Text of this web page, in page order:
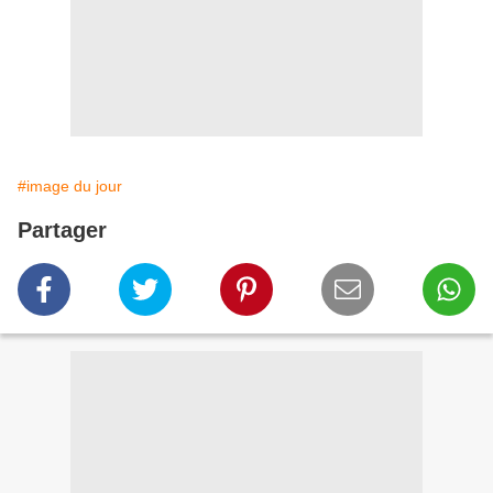
#image du jour
Partager